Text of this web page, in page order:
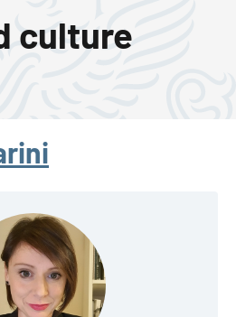
culture